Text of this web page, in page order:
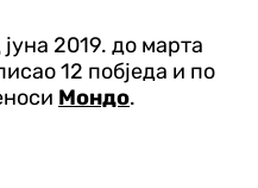
2019. до марта
12 побједа и по
Мондо.